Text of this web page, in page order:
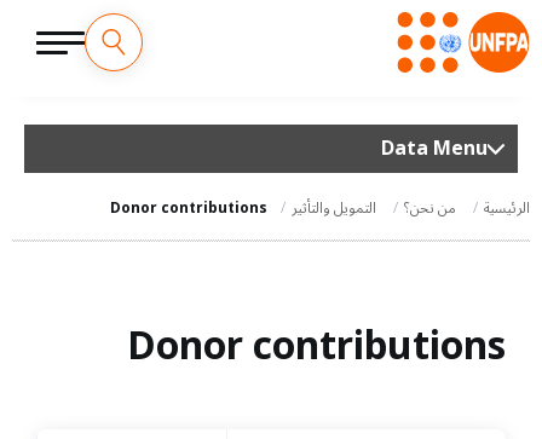
إلى
المحتوى
الرئيسي
M
n
Data Menu
الرئيسية من نحن؟ التمويل والتأثير Donor contributions
Donor contributions